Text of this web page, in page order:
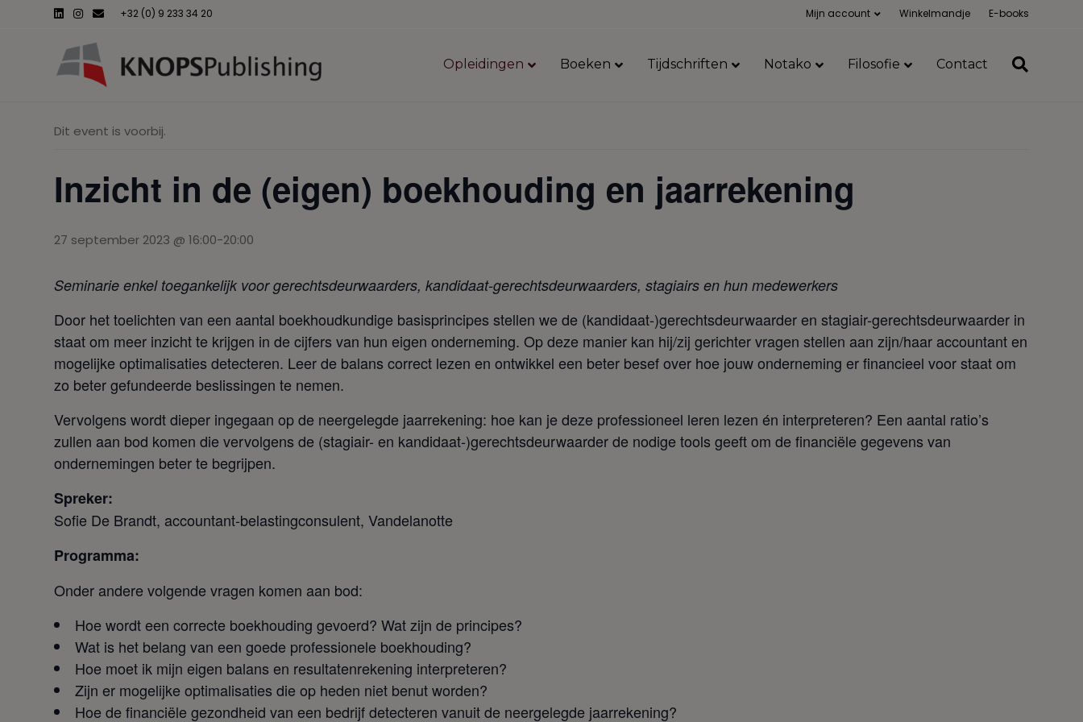
L
i
d
I
n
g
r
E
m
i
+32 (0) 9 233 34 20 Mijn account Winkelmandje E-books
Opleidingen Boeken Tijdschriften Notako Filosofie Contact
Dit event is voorbij.
Inzicht in de (eigen) boekhouding en jaarrekening
27 september 2023 @ 16:00-20:00
Seminarie enkel toegankelijk voor gerechtsdeurwaarders,kandidaat-gerechtsdeurwaarders, stagiairs en hun medewerkers
Door het toelichten van een aantal boekhoudkundige basisprincipes stellen we de (kandidaat-)gerechtsdeurwaarder en stagiair-gerechtsdeurwaarder in
staat om meer inzicht te krijgen in de cijfers van hun eigen onderneming. Op deze manier kan hij/zij gerichter vragen stellen aan zijn/haar accountant en
mogelijke optimalisaties detecteren. Leer de balans correct lezen en ontwikkel een beter besef over hoe jouw onderneming er financieel voor staat om
zo beter gefundeerde beslissingen te nemen.
Vervolgens wordt dieper ingegaan op de neergelegde jaarrekening: hoe kan je deze professioneel leren lezen én interpreteren? Een aantal ratio’s
zullen aan bod komen die vervolgens de (stagiair- en kandidaat-)gerechtsdeurwaarder de nodige tools geeft om de financiële gegevens van
ondernemingen beter te begrijpen.
Spreker:
Sofie De Brandt, accountant-belastingconsulent, Vandelanotte
Programma:
Onder andere volgende vragen komen aan bod:
Hoe wordt een correcte boekhouding gevoerd? Wat zijn de principes?
Wat is het belang van een goede professionele boekhouding?
Hoe moet ik mijn eigen balans en resultatenrekening interpreteren?
Zijn er mogelijke optimalisaties die op heden niet benut worden?
Hoe de financiële gezondheid van een bedrijf detecteren vanuit de neergelegde jaarrekening?